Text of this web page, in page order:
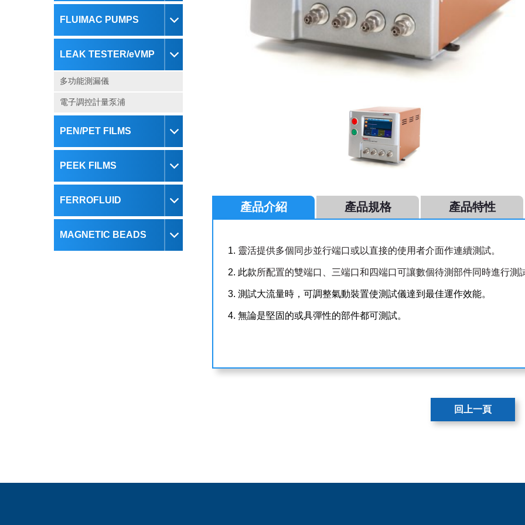
FLUIMAC PUMPS
LEAK TESTER/eVMP
多功能測漏儀
電子調控計量泵浦
PEN/PET FILMS
PEEK FILMS
FERROFLUID
MAGNETIC BEADS
產品介紹 產品規格 產品特性
1. 靈活提供多個同步並行端口或以直接的使用者介面作連續測試。
2. 此款所配置的雙端口、三端口和四端口可讓數個待測部件同時進行測
3. 測試大流量時，可調整氣動裝置使測試儀達到最佳運作效能。
4. 無論是堅固的或具彈性的部件都可測試。
回上一頁